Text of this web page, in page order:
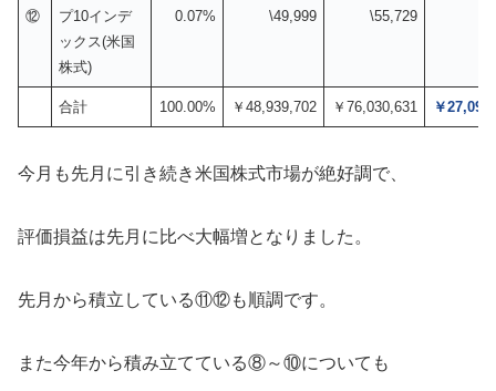
⑫
プ10インデ
ックス(米国
株式)
0.07% \49,999 \55,729
合計 100.00% ￥48,939,702 ￥76,030,631 ￥
今月も先月に引き続き米国株式市場が絶好調で、
評価損益は先月に比べ大幅増となりました。
先月から積立している⑪⑫も順調です。
また今年から積み立てている⑧～⑩についても